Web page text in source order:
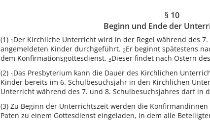
§ 10
Beginn und Ende der
(1) 1 Der Kirchliche Unterricht wird in der Regel während des
angemeldeten Kinder durchgeführt. 2Er beginnt spätestens
dem Konfirmationsgottesdienst.3Dieser findet nach Ostern
(2) 1 Das Presbyterium kann die Dauer des Kirchlichen
Kinder bereits im 6. Schulbesuchsjahr in den Kirchlichen
Unterricht während des 7. und 8. Schulbesuchsjahres darf in
(3) Zu Beginn der Unterrichtszeit werden die
Paten zu einem Gottesdienst eingeladen, in dem alle